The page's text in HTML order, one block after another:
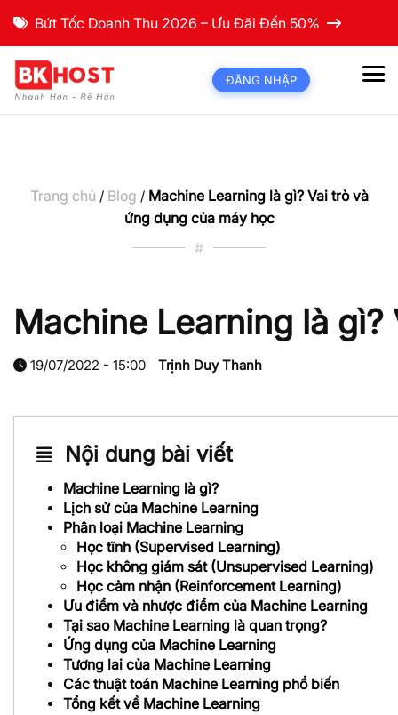
Bứt Tốc Doanh Thu 2026 – Ưu Đãi Đến 50%
ĐĂNG NHẬP
Trang chủ / Blog / Machine Learning là gì? Vai trò và
ứng dụng của máy học
#
Machine Learning là
19/07/2022 - 15:00 Trịnh Duy Thanh
Nội dung bài viết
Machine Learning là gì?
Lịch sử của Machine Learning
Phân loại Machine Learning
Học tĩnh (Supervised Learning)
Học không giám sát (Unsupervised Learning)
Học cảm nhận (Reinforcement Learning)
Ưu điểm và nhược điểm của Machine Learning
Tại sao Machine Learning là quan trọng?
Ứng dụng của Machine Learning
Tương lai của Machine Learning
Các thuật toán Machine Learning phổ biến
Tổng kết về Machine Learning